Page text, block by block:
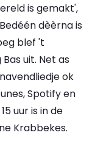
is gemakt',
dèèrna is
blef 't
uit. Net as
ok
Spotify en
uur is in de
Krabbekes.